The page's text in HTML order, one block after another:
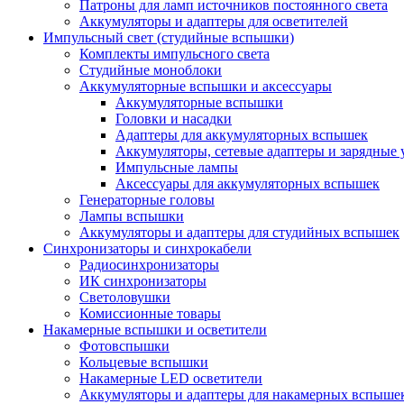
Патроны для ламп источников постоянного света
Аккумуляторы и адаптеры для осветителей
Импульсный свет (студийные вспышки)
Комплекты импульсного света
Студийные моноблоки
Аккумуляторные вспышки и аксессуары
Аккумуляторные вспышки
Головки и насадки
Адаптеры для аккумуляторных вспышек
Аккумуляторы, сетевые адаптеры и зарядные
Импульсные лампы
Аксессуары для аккумуляторных вспышек
Генераторные головы
Лампы вспышки
Аккумуляторы и адаптеры для студийных вспышек
Синхронизаторы и синхрокабели
Радиосинхронизаторы
ИК синхронизаторы
Светоловушки
Комиссионные товары
Накамерные вспышки и осветители
Фотовспышки
Кольцевые вспышки
Накамерные LED осветители
Аккумуляторы и адаптеры для накамерных